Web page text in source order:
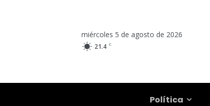
miércoles 5 de agosto de 2026
21.4 C
Política